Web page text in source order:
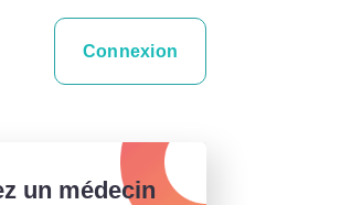
Connexion
un médecin